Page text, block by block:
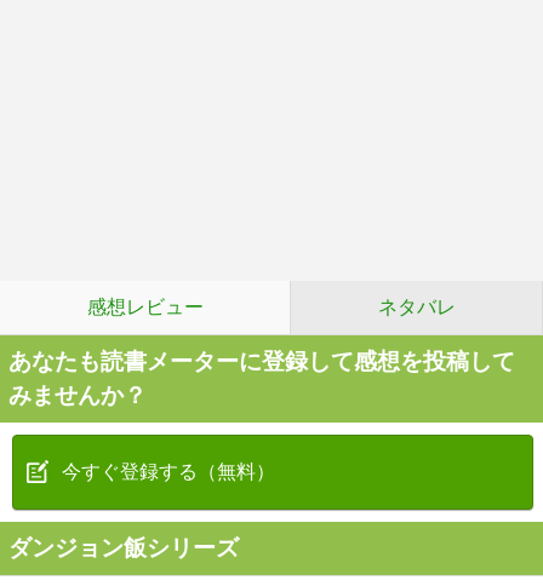
感想レビュー ネタバレ
あなたも読書メーターに登録して感想を投稿して
みませんか？
今すぐ登録する（無料）
ダンジョン飯シリーズ